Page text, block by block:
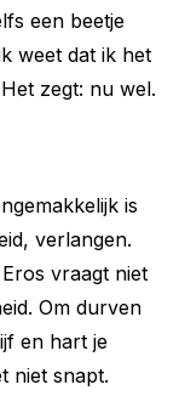
een beetje
weet dat ik het
zegt: nu wel.
is
verlangen.
vraagt niet
Om durven
en hart je
niet snapt.